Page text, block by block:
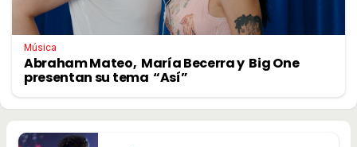
Música
Abraham Mateo, María Becerra y Big One
presentan su tema “Así”